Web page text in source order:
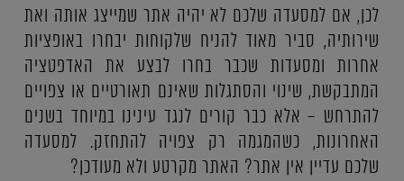
לכן, אם למסעדה שלכם לא יהיה אתר שמייצג אותה ואת
שירותיה, סביר מאוד להניח שלקוחות יבחרו באופציות
אחרות ומסעדות שכבר בחרו לבצע את האדפטציה
המתבקשת, שינוי והסתגלות שאינם תאורטיים או צפויים
להתרחש – אלא כבר קורים לנגד עינינו במיוחד בשנים
האחרונות, כשהמגמה רק צפויה להתחזק. למסעדה
שלכם עדיין אין אתר? האתר מקרטע ולא מעודכן?